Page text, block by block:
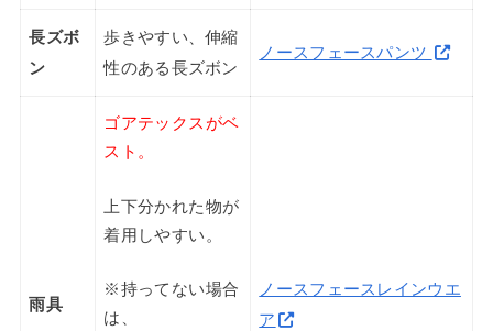
長ズボ
ン
歩きやすい、伸縮
性のある長ズボン
ノースフェースパンツ
雨具
ゴアテックスがベ
スト。
上下分かれた物が
着用しやすい。
※持ってない場合
は、
ノースフェースレインウエ
ア